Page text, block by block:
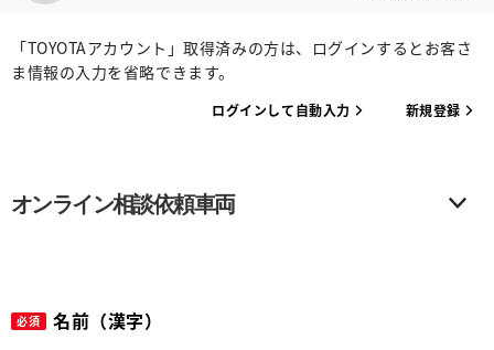
「TOYOTAアカウント」取得済みの方は、ログインするとお客さ
ま情報の入力を省略できます。
ログインして自動入力 新規登録
オンライン相談依頼車両
必須 名前（漢字）